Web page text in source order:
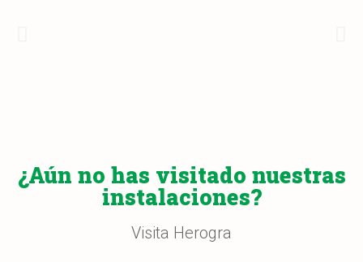
¿Aún no has visitado nuestras
instalaciones?
Visita Herogra